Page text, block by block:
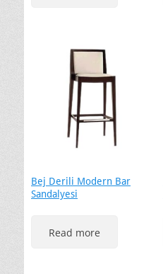
Bej Derili Modern Bar
Sandalyesi
Read more